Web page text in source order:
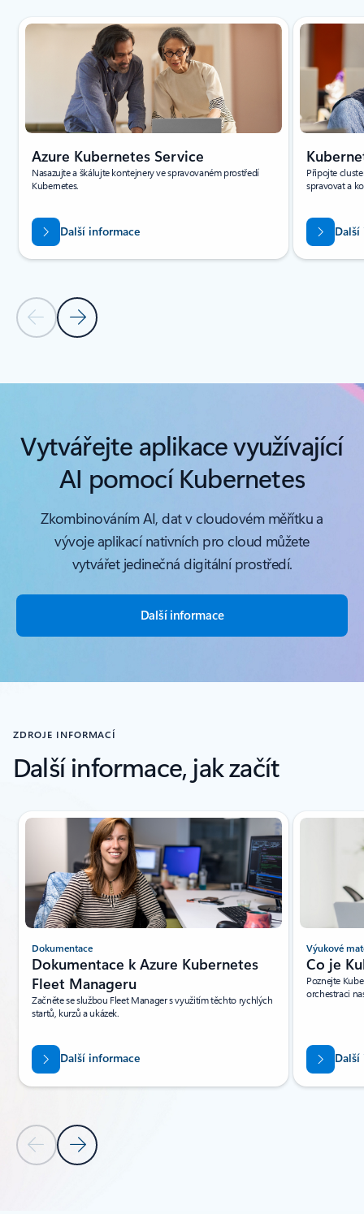
Zobrazuje se snímek 1 z 2
Předchozí snímek
Další snímek
Azure Kubernetes Service
Nasazujte a škálujte kontejnery ve spravovaném prostředí
Kubernetes.
Další informace
Připojte
spravovat a
Další
Zpět na oddíl Související produkty
Vytvářejte aplikace využívající
AI pomocí Kubernetes
Zkombinováním AI, dat v cloudovém měřítku a
vývoje aplikací nativních pro cloud můžete
vytvářet jedinečná digitální prostředí.
Další informace
ZDROJE INFORMACÍ
Další informace, jak začít
Zobrazuje se snímek 1 z(e) 4.
Předchozí snímek
Další snímek
Dokumentace
Dokumentace k Azure Kubernetes
Fleet Manageru
Začněte se službou Fleet Manager s využitím těchto rychlých
startů, kurzů a ukázek.
Další informace
Výukové
Co je
Poznejte
orchestraci
Další